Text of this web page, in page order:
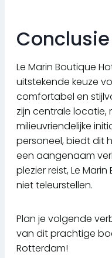
Conclusie
Le Marin Boutique
uitstekende keuze
comfortabel en
zijn centrale
milieuvriendelijke
personeel, biedt dit
een aangenaam
plezier reist, Le
niet teleurstellen.
Plan je volgende
van dit prachtige
Rotterdam!